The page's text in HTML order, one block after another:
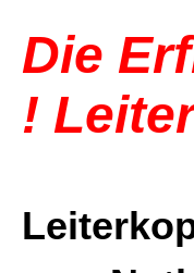
Die
!